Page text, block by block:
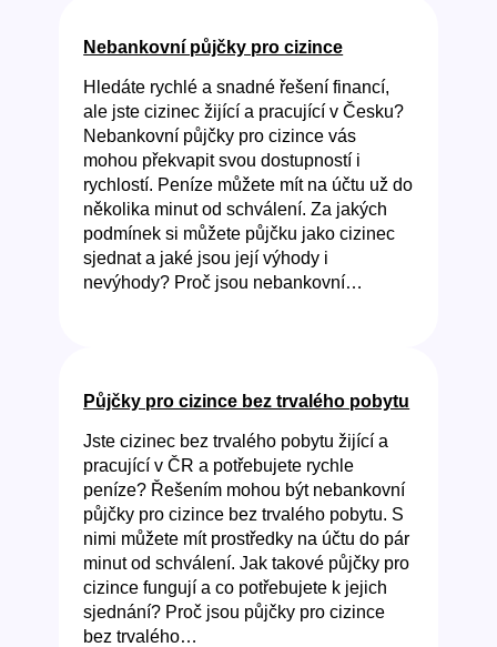
Nebankovní půjčky pro cizince
Hledáte rychlé a snadné řešení financí,
ale jste cizinec žijící a pracující v Česku?
Nebankovní půjčky pro cizince vás
mohou překvapit svou dostupností i
rychlostí. Peníze můžete mít na účtu už do
několika minut od schválení. Za jakých
podmínek si můžete půjčku jako cizinec
sjednat a jaké jsou její výhody i
nevýhody? Proč jsou nebankovní…
Půjčky pro cizince bez trvalého pobytu
Jste cizinec bez trvalého pobytu žijící a
pracující v ČR a potřebujete rychle
peníze? Řešením mohou být nebankovní
půjčky pro cizince bez trvalého pobytu. S
nimi můžete mít prostředky na účtu do pár
minut od schválení. Jak takové půjčky pro
cizince fungují a co potřebujete k jejich
sjednání? Proč jsou půjčky pro cizince
bez trvalého…